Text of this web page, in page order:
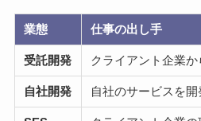
業態 仕事の出し手
受託開発 クライアント企業
自社開発 自社のサービスを開